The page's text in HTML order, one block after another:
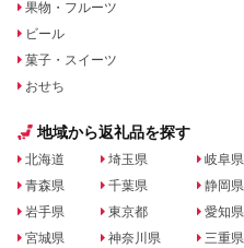
果物・フルーツ
ビール
菓子・スイーツ
おせち
地域から返礼品を探す
北海道
青森県
岩手県
宮城県
埼玉県
千葉県
東京都
神奈川県
岐阜県
静岡県
愛知県
三重県